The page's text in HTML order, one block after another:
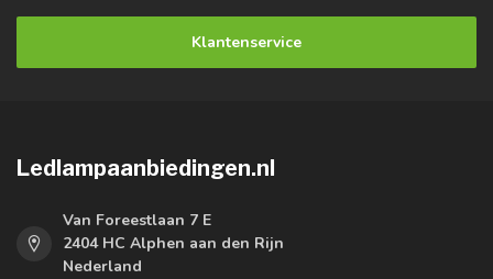
Klantenservice
Ledlampaanbiedingen.nl
Van Foreestlaan 7 E
2404 HC Alphen aan den Rijn
Nederland